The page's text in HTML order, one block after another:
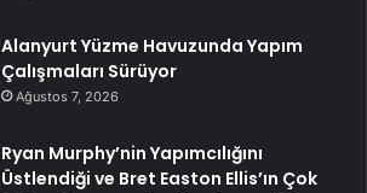
Alanyurt Yüzme Havuzunda Yapım
Çalışmaları Sürüyor
Ağustos 7, 2026
Ryan Murphy’nin Yapımcılığını
Üstlendiği ve Bret Easton Ellis’ın Çok